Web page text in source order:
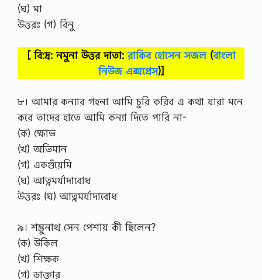
(ঘ) মা
উত্তরঃ (গ) বিনু
[ বি:দ্র: নমুনা উত্তর দাতা:রাকিব হোসেন সজল(বাংলা
নিউজ এক্সপ্রেস)]
৮। আমার কন্যার গহনা আমি চুরি করিব এ কথা যারা মনে
করে তাদের হাতে আমি কন্যা দিতে পারি না-
(ক) ক্ষোভ
(খ) অভিমান
(গ) একগুঁয়েমি
(ঘ) আত্নমর্যাদাবোধ
উত্তরঃ (ঘ) আত্নমর্যাদাবোধ
৯। শম্ভুনাথ সেন পেশায় কী ছিলেন?
(ক) উকিল
(খ) শিক্ষক
(গ) ডাক্তার